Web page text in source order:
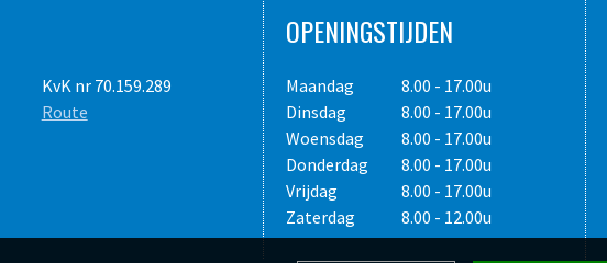
KvK nr 70.159.289
Route
OPENINGSTIJDEN
Maandag
Dinsdag
Woensdag
Donderdag
Vrijdag
Zaterdag
8.00 - 17.00u
8.00 - 17.00u
8.00 - 17.00u
8.00 - 17.00u
8.00 - 17.00u
8.00 - 12.00u